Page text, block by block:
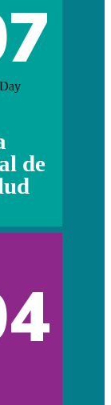
de